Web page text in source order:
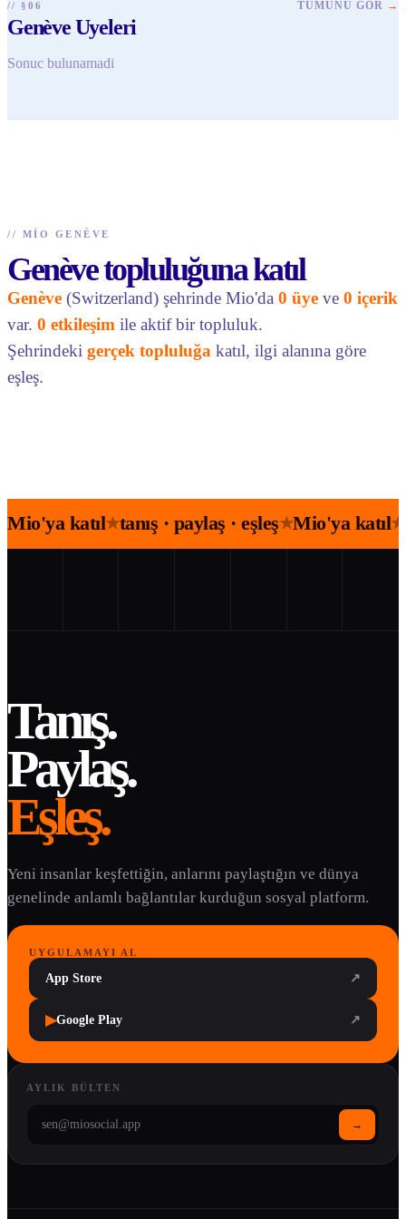
// §06
Genève Uyeleri
TÜMÜNÜ GÖR →
Sonuc bulunamadi
// MIO GENÈVE
Genève topluluğuna katıl
Genève (Switzerland) şehrinde Mio'da 0 üye ve 0 içerik
var. 0 etkileşim ile aktif bir topluluk.
Şehrindeki gerçek topluluğa katıl, ilgi alanına göre
eşleş.
Mio'ya katıl★tanış · paylaş · eşleş★Mio'ya katıl★
Tanış.
Paylaş.
Eşleş.
Yeni insanlar keşfettiğin, anlarını paylaştığın ve dünya
genelinde anlamlı bağlantılar kurduğun sosyal platform.
UYGULAMAYI AL
App Store ↗
▶Google Play ↗
AYLIK BÜLTEN
→